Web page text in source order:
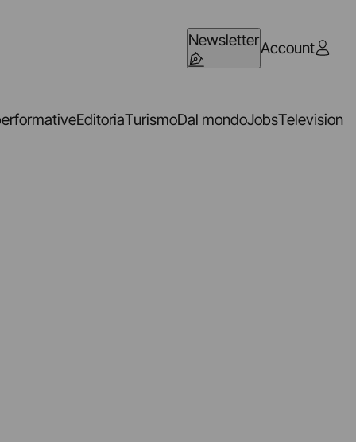
NewsletterAccount
EditoriaTurismoDal mondoJobsTelevision